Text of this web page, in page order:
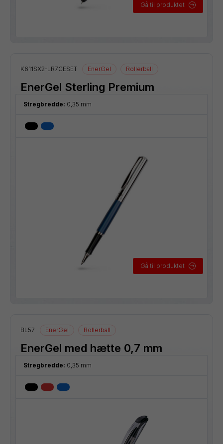
Gå til produktet
K611SX2-LR7CESET EnerGel Rollerball
EnerGel Sterling Premium
Stregbredde: 0,35 mm
Gå til produktet
BL57 EnerGel Rollerball
EnerGel med hætte 0,7 mm
Stregbredde: 0,35 mm